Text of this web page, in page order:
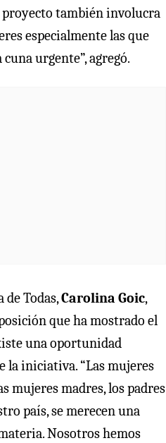
proyecto también involucra
especialmente las que
urgente”, agregó.
de Todas,Carolina Goic,
que ha mostrado el
una oportunidad
la iniciativa. “Las mujeres
mujeres madres, los padres
país, se merecen una
Nosotros hemos